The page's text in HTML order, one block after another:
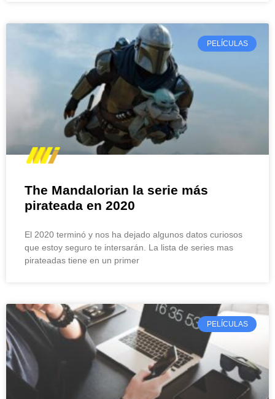
PELÍCULAS
The Mandalorian la serie más
pirateada en 2020
El 2020 terminó y nos ha dejado algunos datos curiosos
que estoy seguro te intersarán. La lista de series mas
pirateadas tiene en un primer
PELÍCULAS